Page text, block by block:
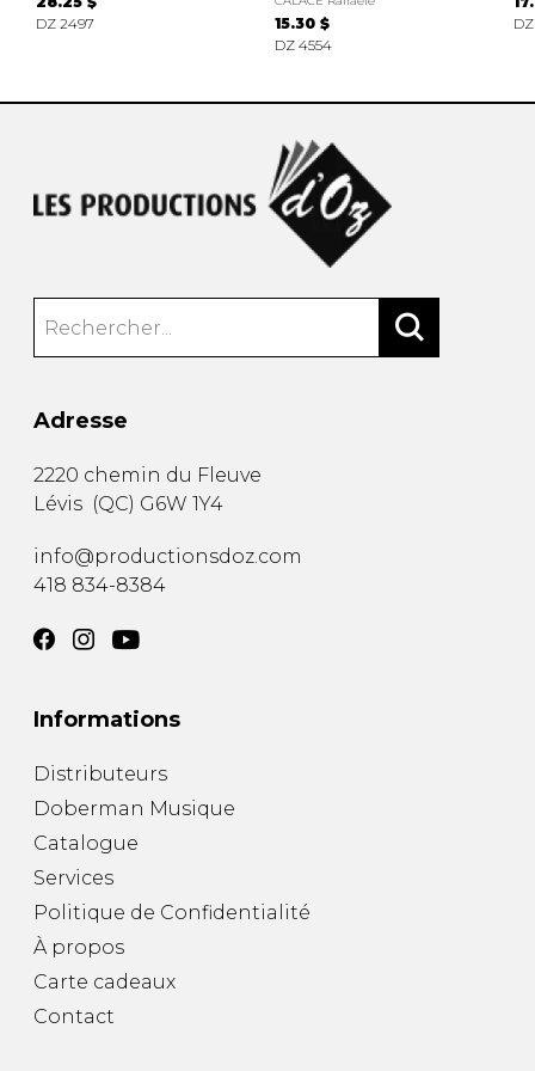
DZ 2497
15.30 $
DZ 4554
Adresse
2220 chemin du Fleuve
Lévis (QC) G6W 1Y4
info@productionsdoz.com
418 834-8384
Informations
Distributeurs
Doberman Musique
Catalogue
Services
Politique de Confidentialité
À propos
Carte cadeaux
Contact